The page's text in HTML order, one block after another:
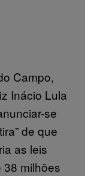
Campo,
Inácio Lula
se
de que
as leis
milhões